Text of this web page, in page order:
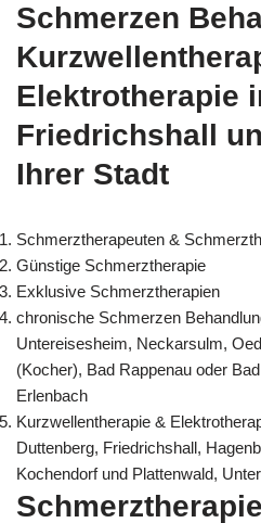
Schmerzen
Elektrotherapie
Friedrichshall
Ihrer Stadt
Schmerztherapeuten &
Günstige Schmerztherapie
Exklusive Schmerztherapien
chronische Schmerzen
Untereisesheim, Neckarsulm,
(Kocher), Bad Rappenau oder
Erlenbach
Kurzwellentherapie &
Duttenberg, Friedrichshall,
Kochendorf und Plattenwald,